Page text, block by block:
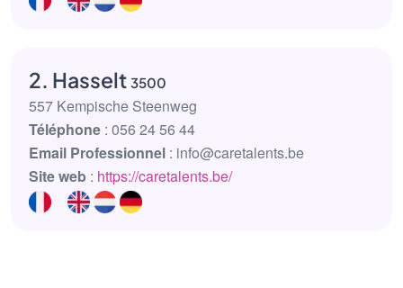
2. Hasselt 3500
557 Kempische Steenweg
Téléphone : 056 24 56 44
Email Professionnel : info@caretalents.be
Site web : https://caretalents.be/